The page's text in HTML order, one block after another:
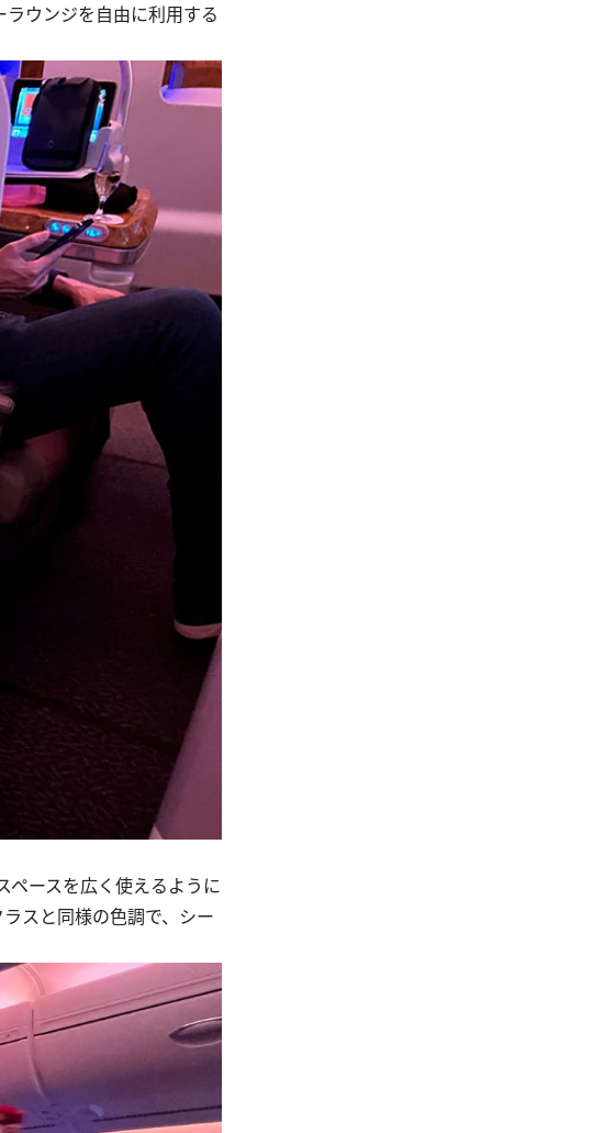
ウンジを自由に利用する
ースを広く使えるように
スと同様の色調で、シー